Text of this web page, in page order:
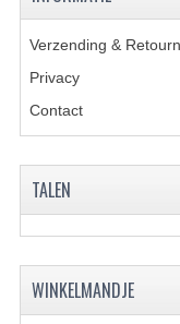
Verzending &
Privacy
Contact
TALEN
WINKELMANDJE